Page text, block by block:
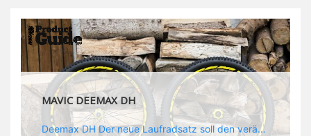
MAVIC DEEMAX DH
Deemax DH Der neue Laufradsatz soll den veränderten Ansprüchen im Downhill Einsatz gerecht werden: die Geschwindigkeiten werden immer höher, die Kräfte, die aufs Material wirken ebenfalls. Damit steigen natürlich auch die Ansprüche der Fahrer ans Material. Das einzige, was eventuell niedriger wird, ist der Reifendruck. Somit ergibt sich der Anforderungskatalog an das Deemax-Update. Hier ist das Ergebnis: - der Laufradsatz bekam eine neue Felge mit 28 mm Innenbreite. Laut Scott Sharples ist das der beste Kompromiss aus Stabilität, Gewicht und Steifigkeit, vor allem aber passt diese Breite am besten zu den Reifen, die aktuell auf dem Markt sind und im Renneinsatz gefahren werden. Es gehe auch breite und schmaler, 28 mm hätten sich aber im Test als Optimum herausgestellt. - mit einem 4D-Fertigungsprozess wurde die Materialverteilung optimiert: Stabilität dort, wo sie erforderlich ist, Gewichtsersparnis da, wo es Sinn macht. Somit gibt Mavic eine GGewichtsersparnis von 15 % an, ohne an Stabilität einzubüßen - neue, ultraleichte „double butted“ Speichen und ein super effizienter Freilauf - Mavics bewährtes UST System für perfekte Kompatibilität mit Tubeless Reifen - Gewicht (Laufradset): 1944 g)